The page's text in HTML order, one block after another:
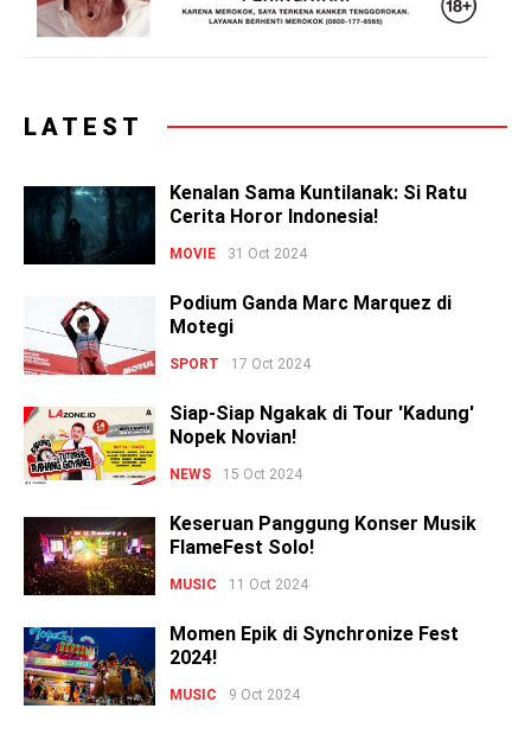
LATEST
Kenalan Sama Kuntilanak: Si Ratu
Cerita Horor Indonesia!
MOVIE 31 Oct 2024
Podium Ganda Marc Marquez di
Motegi
SPORT 17 Oct 2024
Siap-Siap Ngakak di Tour 'Kadung'
Nopek Novian!
NEWS 15 Oct 2024
Keseruan Panggung Konser Musik
FlameFest Solo!
MUSIC 11 Oct 2024
Momen Epik di Synchronize Fest
2024!
MUSIC 9 Oct 2024